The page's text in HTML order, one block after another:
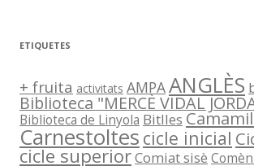
ETIQUETES
+ fruita activitats AMPAANGLÈS
Biblioteca "MERCÈ VIDAL
Biblioteca de Linyola Bitlles
Carnestoltes cicle inicial
cicle superiorComiat sisè